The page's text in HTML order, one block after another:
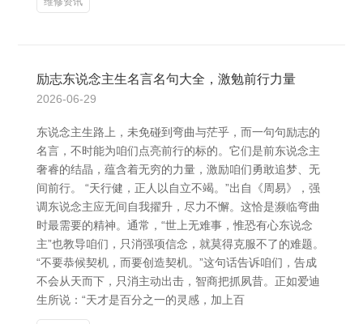
励志东说念主生名言名句大全，激勉前行力量
2026-06-29
东说念主生路上，未免碰到弯曲与茫乎，而一句句励志的
名言，不时能为咱们点亮前行的标的。它们是前东说念主
奢睿的结晶，蕴含着无穷的力量，激励咱们勇敢追梦、无
间前行。 “天行健，正人以自立不竭。”出自《周易》，强
调东说念主应无间自我擢升，尽力不懈。这恰是濒临弯曲
时最需要的精神。通常，“世上无难事，惟恐有心东说念
主”也教导咱们，只消强项信念，就莫得克服不了的难题。
“不要恭候契机，而要创造契机。”这句话告诉咱们，告成
不会从天而下，只消主动出击，智商把抓夙昔。正如爱迪
生所说：“天才是百分之一的灵感，加上百